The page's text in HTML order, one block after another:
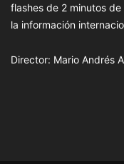
flashes de 2 minutos
la información
Director: Mario Andrés